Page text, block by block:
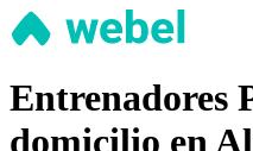
Entrenadores
domicilio en